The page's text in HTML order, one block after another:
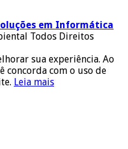
em Informática
Todos Direitos
sua experiência. Ao
concorda com o uso de
Leia mais